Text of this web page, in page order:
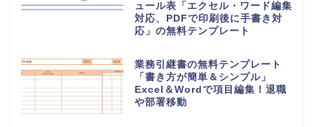
ュール表「エクセル・ワード編集
対応、PDFで印刷後に手書き対
応」の無料テンプレート
業務引継書の無料テンプレート
「書き方が簡単＆シンプル」
Excel＆Wordで項目編集！退職
や部署移動